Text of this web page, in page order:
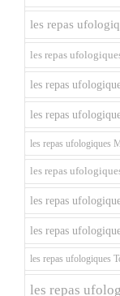
les repas
les repas
les repas
les repas
les repas ufologiques
les repas
les repas
les repas
les repas ufologiques
les repas